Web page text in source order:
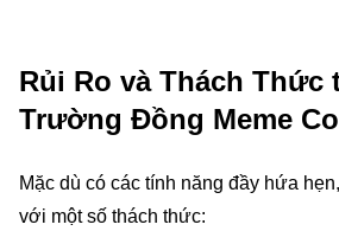
Rủi Ro và Thách Thức
Trường Đồng Meme
Mặc dù có các tính năng đầy hứa
với một số thách thức: